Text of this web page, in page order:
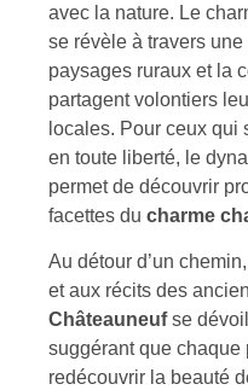
avec la nature. Le
se révèle à travers
paysages ruraux et la
partagent volontiers
locales. Pour ceux qui
en toute liberté, le
permet de découvrir
facettes du charme
Au détour d’un
et aux récits des
Châteauneufse
suggérant que chaque
redécouvrir la beauté